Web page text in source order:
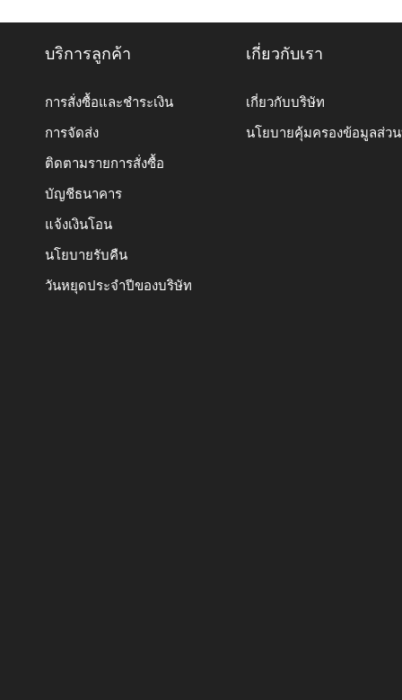
บริการลูกค้า
การสั่งซื้อและชำระเงิน
การจัดส่ง
ติดตามรายการสั่งซื้อ
บัญชีธนาคาร
แจ้งเงินโอน
นโยบายรับคืน
วันหยุดประจำปีของบริษัท
เกี่ยวกับเรา
เกี่ยวกับบริษัท
นโยบายคุ้มครองข้อมูลส่ว